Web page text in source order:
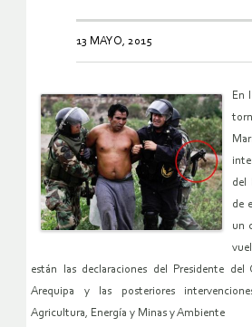
13 MAYO, 2015
En
del
de
un
están las declaraciones del Presidente
Arequipa y las posteriores
Agricultura, Energía y Minas y Ambiente